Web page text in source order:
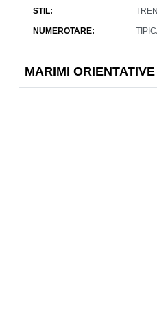
STIL
NUMEROTARE
MARIMI ORIENTATIVE